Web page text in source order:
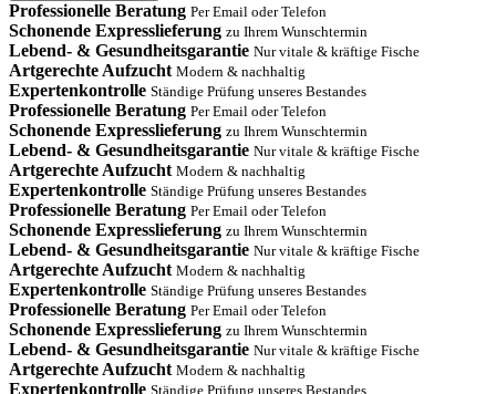
Professionelle Beratung Per Email oder Telefon
Schonende Expresslieferung zu Ihrem Wunschtermin
Lebend- & Gesundheitsgarantie Nur vitale & kräftige Fische
Artgerechte Aufzucht Modern & nachhaltig
Expertenkontrolle Ständige Prüfung unseres Bestandes
Professionelle Beratung Per Email oder Telefon
Schonende Expresslieferung zu Ihrem Wunschtermin
Lebend- & Gesundheitsgarantie Nur vitale & kräftige Fische
Artgerechte Aufzucht Modern & nachhaltig
Expertenkontrolle Ständige Prüfung unseres Bestandes
Professionelle Beratung Per Email oder Telefon
Schonende Expresslieferung zu Ihrem Wunschtermin
Lebend- & Gesundheitsgarantie Nur vitale & kräftige Fische
Artgerechte Aufzucht Modern & nachhaltig
Expertenkontrolle Ständige Prüfung unseres Bestandes
Professionelle Beratung Per Email oder Telefon
Schonende Expresslieferung zu Ihrem Wunschtermin
Lebend- & Gesundheitsgarantie Nur vitale & kräftige Fische
Artgerechte Aufzucht Modern & nachhaltig
Expertenkontrolle Ständige Prüfung unseres Bestandes